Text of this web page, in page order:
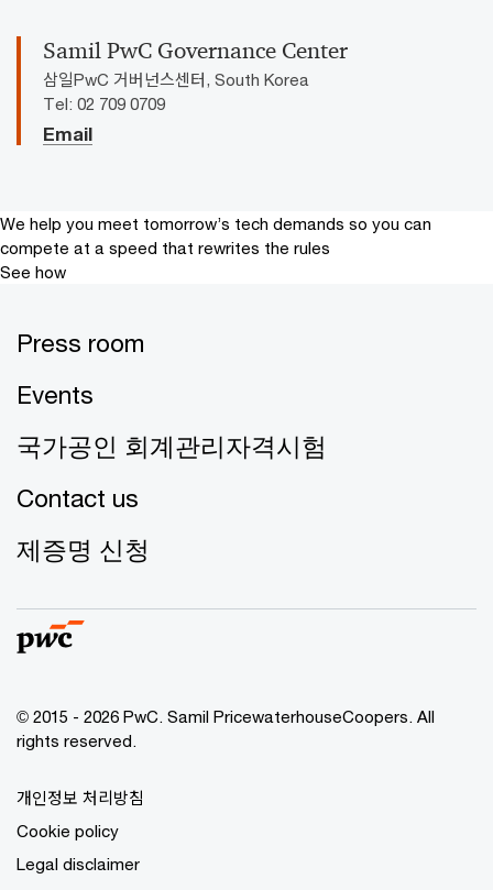
Samil PwC Governance Center
삼일PwC 거버넌스센터, South Korea
Tel: 02 709 0709
Email
We help you meet tomorrow’s tech demands so you can
compete at a speed that rewrites the rules
See how
Press room
Events
국가공인 회계관리자격시험
Contact us
제증명 신청
© 2015 - 2026 PwC. Samil PricewaterhouseCoopers. All
rights reserved.
개인정보 처리방침
Cookie policy
Legal disclaimer